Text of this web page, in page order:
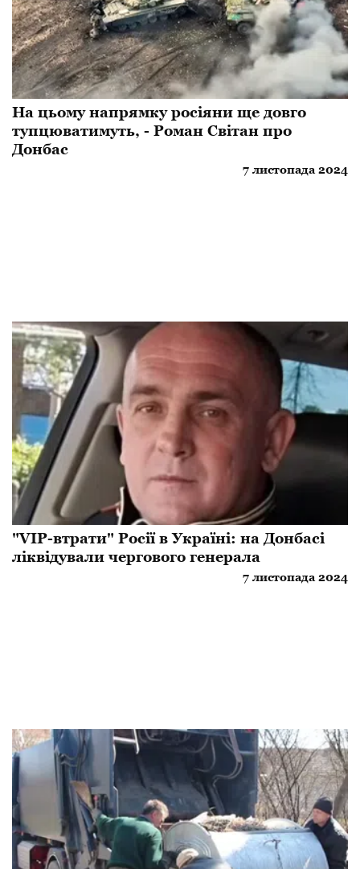
На цьому напрямку росіяни ще довго
тупцюватимуть, - Роман Світан про
Донбас
7 листопада 2024
"VIP-втрати" Росії в Україні: на Донбасі
ліквідували чергового генерала
7 листопада 2024